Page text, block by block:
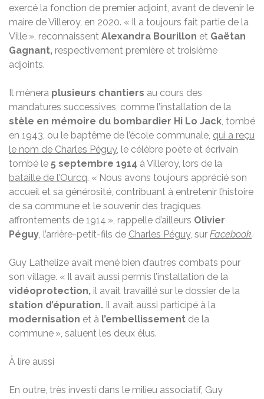
exercé la fonction de premier adjoint, avant de devenir le
maire de Villeroy, en 2020. « Il a toujours fait partie de la
Ville », reconnaissent Alexandra Bourillon et Gaëtan
Gagnant, respectivement première et troisième
adjoints.
Il mènera plusieurs chantiers au cours des
mandatures successives, comme l’installation de la
stèle en mémoire du bombardier Hi Lo Jack, tombé
en 1943, ou le baptême de l’école communale, qui a reçu
le nom de Charles Péguy, le célèbre poète et écrivain
tombé le 5 septembre 1914 à Villeroy, lors de la
bataille de l’Ourcq. « Nous avons toujours apprécié son
accueil et sa générosité, contribuant à entretenir l’histoire
de sa commune et le souvenir des tragiques
affrontements de 1914 », rappelle d’ailleurs Olivier
Péguy, l’arrière-petit-fils de Charles Péguy, sur Facebook.
Guy Lathelize avait mené bien d’autres combats pour
son village. « Il avait aussi permis l’installation de la
vidéoprotection, il avait travaillé sur le dossier de la
station d’épuration. Il avait aussi participé à la
modernisation et à l’embellissement de la
commune », saluent les deux élus.
À lire aussi
En outre, très investi dans le milieu associatif, Guy